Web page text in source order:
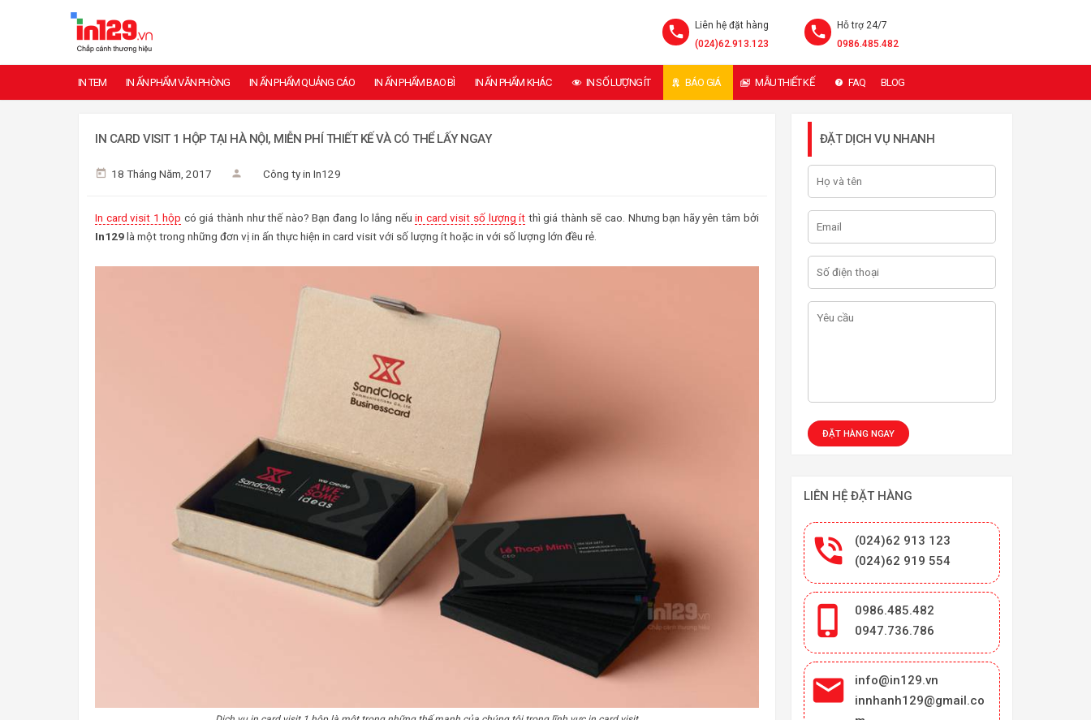
Hỗ trợ 24/7
0986.485.482
Liên hệ đặt hàng
(024)62.913.123
IN TEM IN ẤN PHẨM VĂN PHÒNG IN ẤN PHẨM QUẢNG CÁO IN ẤN PHẨM BAO BÌ IN ẤN PHẨM KHÁC IN SỐ LƯỢNG ÍT BÁO GIÁ MẪU THIẾT KẾ FAQ BLOG
IN CARD VISIT 1 HỘP TẠI HÀ NỘI, MIỄN PHÍ THIẾT KẾ VÀ CÓ THỂ LẤY NGAY
18 Tháng Năm, 2017 Công ty in In129
In card visit 1 hộp có giá thành như thế nào? Bạn đang lo lắng nếuin card visit số lượng ít thì giá thành sẽ cao. Nhưng bạn hãy yên tâm bởi
In129là một trong những đơn vị in ấn thực hiện in card visit với số lượng ít hoặc in với số lượng lớn đều rẻ.
ĐẶT DỊCH VỤ NHANH
LIÊN HỆ ĐẶT HÀNG

(024)62 913 123
(024)62 919 554

0986.485.482
0947.736.786

info@in129.vn
innhanh129@gmail.co